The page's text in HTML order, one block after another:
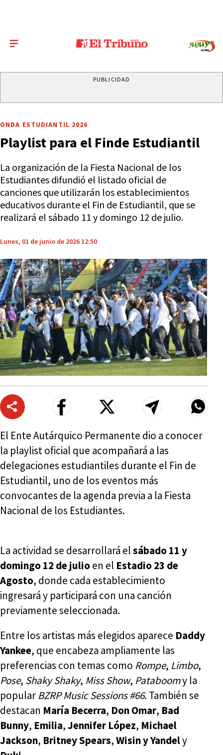
PUBLICIDAD
ONDA ESTUDIANTIL 2026
Playlist para el Finde Estudiantil
La organización de la Fiesta Nacional de los
Estudiantes difundió el listado oficial de
canciones que utilizarán los establecimientos
educativos durante el Fin de Estudiantil, que se
realizará el sábado 11 y domingo 12 de julio.
Lunes, 01 de junio de 2026 12:50
El Ente Autárquico Permanente dio a conocer
la playlist oficial que acompañará a las
delegaciones estudiantiles durante el Fin de
Estudiantil, uno de los eventos más
convocantes de la agenda previa a la Fiesta
Nacional de los Estudiantes.
La actividad se desarrollará elsábado 11 y
domingo 12 de julioen el Estadio 23 de
Agosto, donde cada establecimiento
ingresará y participará con una canción
previamente seleccionada.
Entre los artistas más elegidos aparece Daddy
Yankee, que encabeza ampliamente las
preferencias con temas como Rompe, Limbo,
Pose, Shaky Shaky, Miss Show, Pataboomy la
popular BZRP Music Sessions #66. También se
destacan María Becerra, Don Omar, Bad
Bunny, Emilia,Jennifer López, Michael
Jackson, Britney Spears,Wisin y Yandely